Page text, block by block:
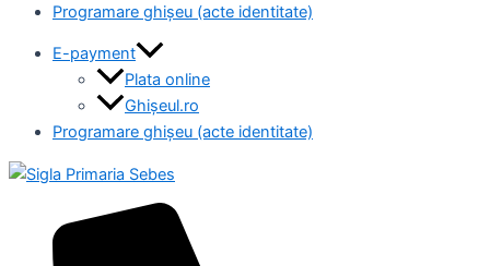
Programare ghișeu (acte identitate)
E-payment
Plata online
Ghișeul.ro
Programare ghișeu (acte identitate)